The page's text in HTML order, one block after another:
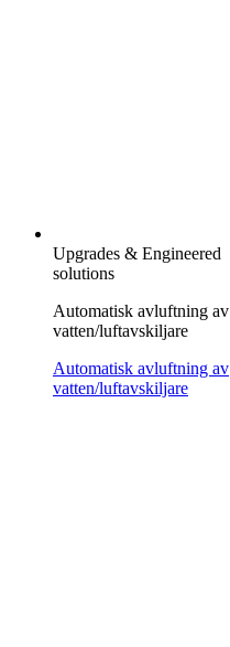
Upgrades & Engineered
solutions
Automatisk avluftning av
vatten/luftavskiljare
Automatisk avluftning av
vatten/luftavskiljare